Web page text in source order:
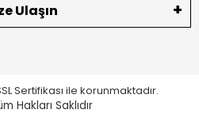
Ulaşın
Sertifikası ile korunmaktadır.
Hakları Saklıdır